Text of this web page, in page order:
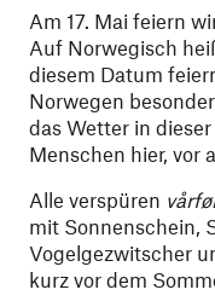
Am 17. Mai feiern
Auf Norwegisch
diesem Datum
Norwegen
das Wetter in
Menschen hier, vor
Alle verspüren
mit Sonnenschein,
Vogelgezwitscher
kurz vor dem